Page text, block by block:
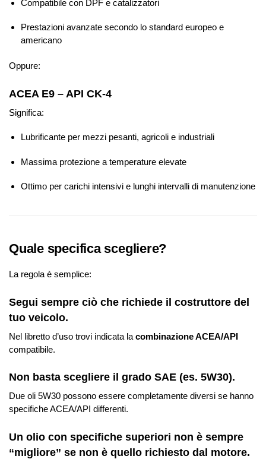
Compatibile con DPF e catalizzatori
Prestazioni avanzate secondo lo standard europeo e
americano
Oppure:
ACEA E9 – API CK-4
Significa:
Lubrificante per mezzi pesanti, agricoli e industriali
Massima protezione a temperature elevate
Ottimo per carichi intensivi e lunghi intervalli di manutenzione
Quale specifica scegliere?
La regola è semplice:
Segui sempre ciò che richiede il costruttore del
tuo veicolo.
Nel libretto d’uso trovi indicata la combinazione ACEA/API
compatibile.
Non basta scegliere il grado SAE (es. 5W30).
Due oli 5W30 possono essere completamente diversi se hanno
specifiche ACEA/API differenti.
Un olio con specifiche superiori non è sempre
“migliore” se non è quello richiesto dal motore.